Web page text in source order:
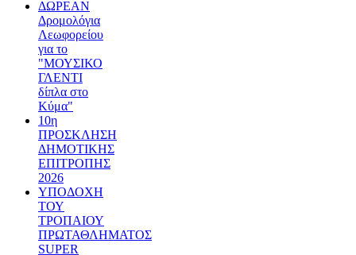
ΔΩΡΕΑΝ
Δρομολόγια
Λεωφορείου
για το
"ΜΟΥΣΙΚΟ
ΓΛΕΝΤΙ
δίπλα στο
Κύμα"
10η
ΠΡΟΣΚΛΗΣΗ
ΔΗΜΟΤΙΚΗΣ
ΕΠΙΤΡΟΠΗΣ
2026
ΥΠΟΔΟΧΗ
ΤΟΥ
ΤΡΟΠΑΙΟΥ
ΠΡΩΤΑΘΛΗΜΑΤΟΣ
SUPER